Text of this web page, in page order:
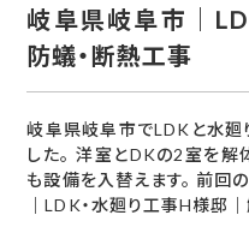
岐阜県岐阜市｜
防蟻・断熱工事
岐阜県岐阜市でLDKと水廻
した。 洋室とDKの2室を
も設備を入替えます。 前回
｜LDK・水廻り工事H様邸